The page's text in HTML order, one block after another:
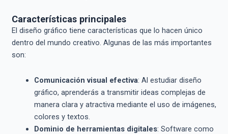
Características principales
El diseño gráfico tiene características que lo hacen único
dentro del mundo creativo. Algunas de las más importantes
son:
Comunicación visual efectiva: Al estudiar diseño
gráfico, aprenderás a transmitir ideas complejas de
manera clara y atractiva mediante el uso de imágenes,
colores y textos.
Dominio de herramientas digitales: Software como